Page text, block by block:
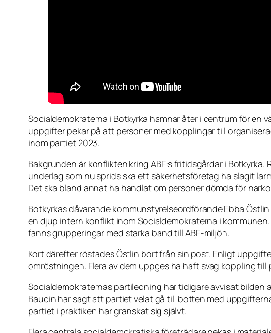
Socialdemokraterna i Botkyrka hamnar åter i centrum för
uppgifter pekar på att personer med kopplingar till
inom partiet 2023.
Bakgrunden är konflikten kring ABF:s fritidsgårdar i
underlag som nu sprids ska ett säkerhetsföretag ha slagit
Det ska bland annat ha handlat om personer dömda för
Botkyrkas dåvarande kommunstyrelseordförande Ebba
en djup intern konflikt inom Socialdemokraterna i
fanns grupperingar med starka band till ABF-miljön.
Kort därefter röstades Östlin bort från sin post. Enligt
omröstningen. Flera av dem uppges ha haft svag koppling
Socialdemokraternas partiledning har tidigare avvisat bilden
Baudin har sagt att partiet velat gå till botten med
partiet i praktiken har granskat sig självt.